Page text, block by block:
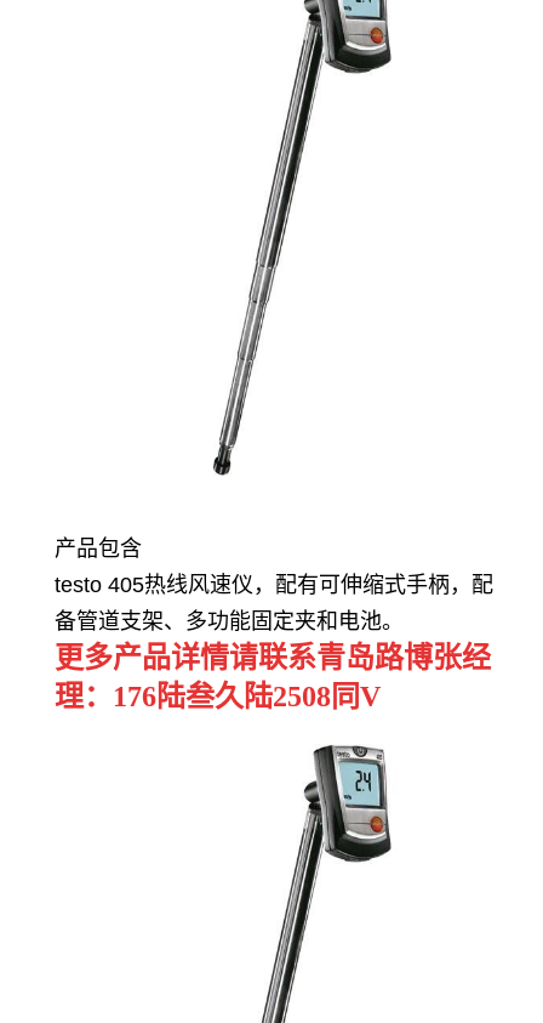
产品包含
testo 405热线风速仪，配有可伸缩式手柄，配
备管道支架、多功能固定夹和电池。
更多产品详情请联系青岛路博张经
理：176陆叁久陆2508同V